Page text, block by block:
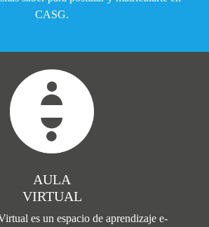
CASG.
AULA
VIRTUAL
es un espacio de aprendizaje e-